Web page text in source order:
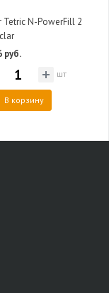
Tetric N-PowerFill 2
руб.
шт
В корзину